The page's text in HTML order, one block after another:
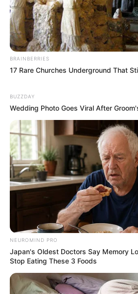
BRAINBERRIES
17 Rare Churches Underground That
BUZZDAY
Wedding Photo Goes Viral After
NEUROMIND PRO
Japan's Oldest Doctors Say Memory
Stop Eating These 3 Foods